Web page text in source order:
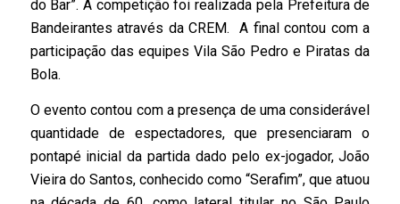
do Bar”. A competição foi realizada pela Prefeitura de
Bandeirantes através da CREM. A final contou com a
participação das equipes Vila São Pedro e Piratas da
Bola.
O evento contou com a presença de uma considerável
quantidade de espectadores, que presenciaram o
pontapé inicial da partida dado pelo ex-jogador, João
Vieira do Santos, conhecido como “Serafim”, que atuou